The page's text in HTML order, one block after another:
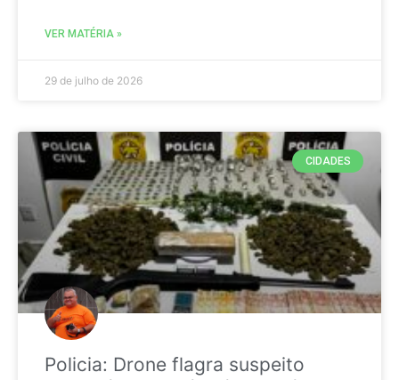
VER MATÉRIA »
29 de julho de 2026
CIDADES
Policia: Drone flagra suspeito